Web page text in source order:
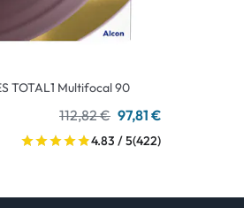
TOTAL1 Multifocal 90
112,82 € 97,81 €
4.83 / 5(422)